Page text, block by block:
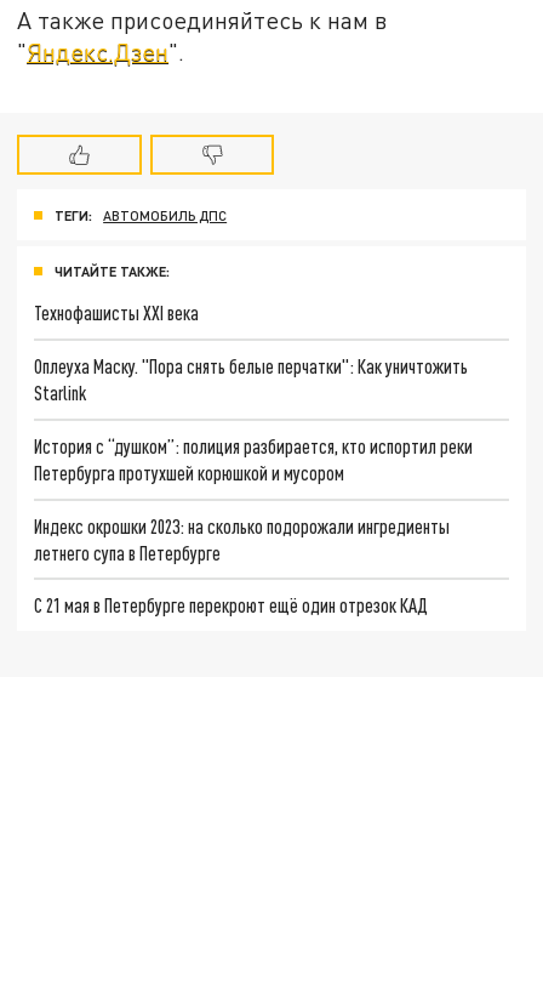
А также присоединяйтесь к нам в
"Яндекс.Дзен".
ТЕГИ: АВТОМОБИЛЬ ДПС
ЧИТАЙТЕ ТАКЖЕ:
Технофашисты XXI века
Оплеуха Маску. "Пора снять белые перчатки": Как уничтожить
Starlink
История с “душком”: полиция разбирается, кто испортил реки
Петербурга протухшей корюшкой и мусором
Индекс окрошки 2023: на сколько подорожали ингредиенты
летнего супа в Петербурге
С 21 мая в Петербурге перекроют ещё один отрезок КАД